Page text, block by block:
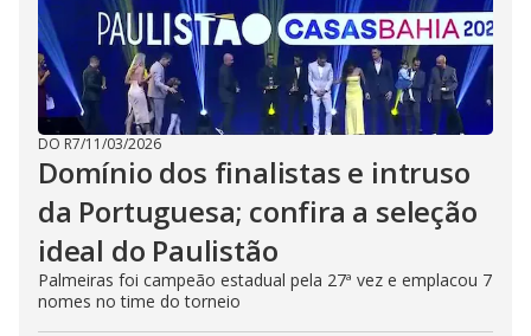
DO R7/11/03/2026
Domínio dos finalistas e intruso
da Portuguesa; confira a seleção
ideal do Paulistão
Palmeiras foi campeão estadual pela 27ª vez e emplacou 7
nomes no time do torneio